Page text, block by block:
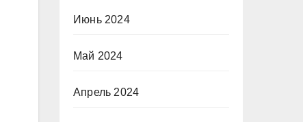
Июнь 2024
Май 2024
Апрель 2024